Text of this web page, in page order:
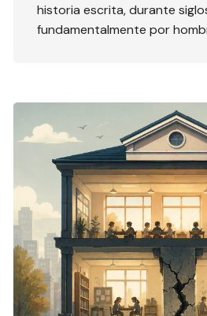
historia escrita, durante
fundamentalmente por